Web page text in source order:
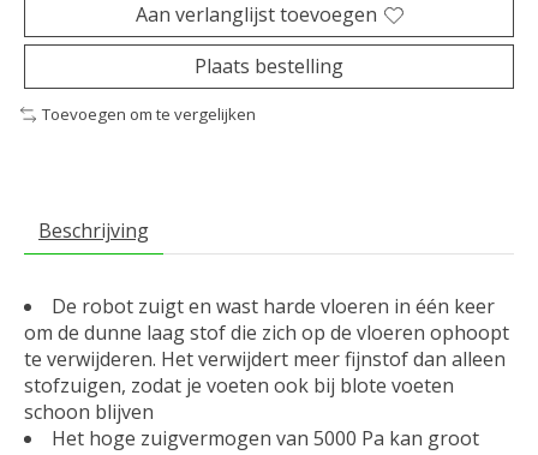
Aan verlanglijst toevoegen
Plaats bestelling
Toevoegen om te vergelijken
Beschrijving
De robot zuigt en wast harde vloeren in één keer
om de dunne laag stof die zich op de vloeren ophoopt
te verwijderen. Het verwijdert meer fijnstof dan alleen
stofzuigen, zodat je voeten ook bij blote voeten
schoon blijven
Het hoge zuigvermogen van 5000 Pa kan groot